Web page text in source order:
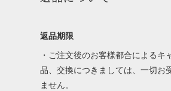
返品期限
・ご注文後のお客様都合によるキ
品、交換につきましては、一切お
ません。